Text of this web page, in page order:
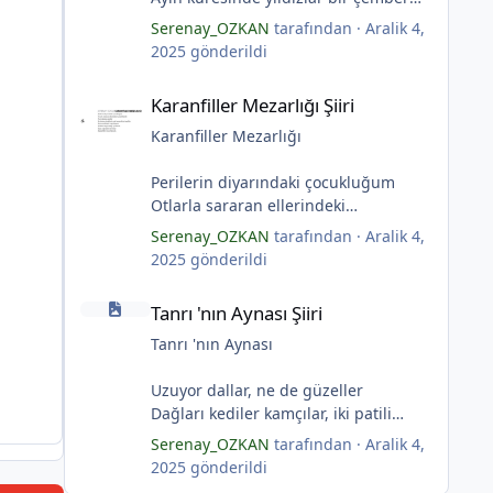
yaratmış
Çocukların rüyalarını.
Gıcırdayan tahta evimizdeki mumlar
Bataklıkların çevirdiği ormanda
Fenerler bir başka yanarmış.
Duymayanlar duyarmış.
Aşıklar evlerinde ailelerini sayarmış.
Sular ateşi söndürür derler
Aşıklar evinde ateş yükselirmiş
Çerçeveler bir olur, sokaklar
Evler bir olur aşıklar evinde.
Çerçevelerdeki mumların ateşi
(Serenay Özkan)
Serenay_OZKAN tarafından · Aralik 4,
2025gönderildi
Karanfiller Mezarlığı Şiiri
Karanfiller Mezarlığı
Perilerin diyarındaki çocukluğum
Otlarla sararan ellerindeki
karanfillerde
Yarım kalan anneler
Pas tutan yüreklerle yeşil mezarlıkta
Tuzlu nehirdeki soğukluğum
Gözlerin koparıldığı aynalarda
Karanfiller mezarlığında.
(Serenay Özkan)
"Karanfiller Mezarlığı" adlı şiiri
Yaşama Uğraşı Fanzin'in 27. sayısında
Serenay_OZKAN tarafından · Aralik 4,
2025gönderildi
Tanrı 'nın Aynası Şiiri
Tanrı 'nın Aynası Şiiri
Tanrı 'nın Aynası
Uzuyor dallar, ne de güzeller
Dağları kediler kamçılar, iki patili
adımlar
Sonsuza kadar bahar
Kestane dallar efsunkār
Serenay_OZKAN tarafından · Aralik 4,
2025gönderildi